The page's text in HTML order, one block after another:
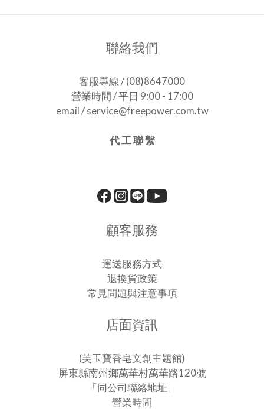
聯絡我們
客服專線 / (08)8647000
營業時間 / 平日 9:00 - 17:00
email / service@freepower.com.tw
代 工 聯 繫
顧客服務
運送服務方式
退換貨政策
常見問題與注意事項
店面資訊
(芙玉寶香皂文創主題館)
屏東縣南州鄉萬華村萬華路120號
「同公司聯絡地址」
營業時間